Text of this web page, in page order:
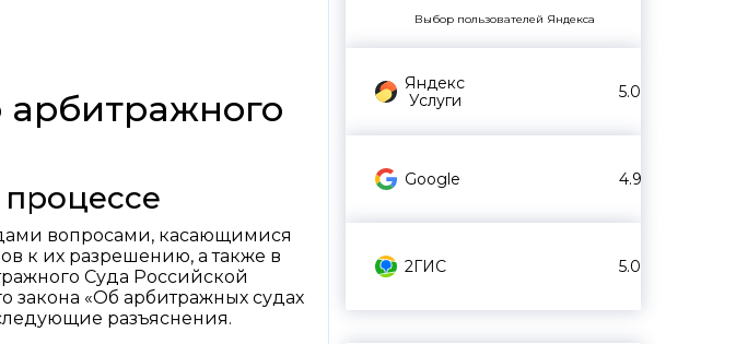
Выбор пользователей Яндекса
Яндекс
Услуги
5.0
Google 4.9
2ГИС 5.0
вопросами, касающимися
к их разрешению, а также в
Суда Российской
закона «Об арбитражных судах
разъяснения.